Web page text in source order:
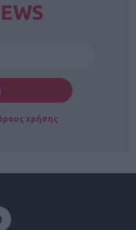
χρήσης